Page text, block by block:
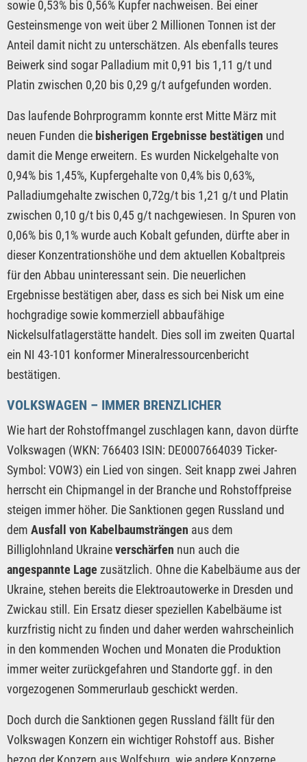
sowie 0,53% bis 0,56% Kupfer nachweisen. Bei einer
Gesteinsmenge von weit über 2 Millionen Tonnen ist der
Anteil damit nicht zu unterschätzen. Als ebenfalls teures
Beiwerk sind sogar Palladium mit 0,91 bis 1,11 g/t und
Platin zwischen 0,20 bis 0,29 g/t aufgefunden worden.
Das laufende Bohrprogramm konnte erst Mitte März mit
neuen Funden die bisherigen Ergebnisse bestätigen und
damit die Menge erweitern. Es wurden Nickelgehalte von
0,94% bis 1,45%, Kupfergehalte von 0,4% bis 0,63%,
Palladiumgehalte zwischen 0,72g/t bis 1,21 g/t und Platin
zwischen 0,10 g/t bis 0,45 g/t nachgewiesen. In Spuren von
0,06% bis 0,1% wurde auch Kobalt gefunden, dürfte aber in
dieser Konzentrationshöhe und dem aktuellen Kobaltpreis
für den Abbau uninteressant sein. Die neuerlichen
Ergebnisse bestätigen aber, dass es sich bei Nisk um eine
hochgradige sowie kommerziell abbaufähige
Nickelsulfatlagerstätte handelt. Dies soll im zweiten Quartal
ein NI 43-101 konformer Mineralressourcenbericht
bestätigen.
VOLKSWAGEN – IMMER BRENZLICHER
Wie hart der Rohstoffmangel zuschlagen kann, davon dürfte
Volkswagen (WKN: 766403 ISIN: DE0007664039 Ticker-
Symbol: VOW3) ein Lied von singen. Seit knapp zwei Jahren
herrscht ein Chipmangel in der Branche und Rohstoffpreise
steigen immer höher. Die Sanktionen gegen Russland und
dem Ausfall von Kabelbaumsträngen aus dem
Billiglohnland Ukraineverschärfen nun auch die
angespannte Lage zusätzlich. Ohne die Kabelbäume aus der
Ukraine, stehen bereits die Elektroautowerke in Dresden und
Zwickau still. Ein Ersatz dieser speziellen Kabelbäume ist
kurzfristig nicht zu finden und daher werden wahrscheinlich
in den kommenden Wochen und Monaten die Produktion
immer weiter zurückgefahren und Standorte ggf. in den
vorgezogenen Sommerurlaub geschickt werden.
Doch durch die Sanktionen gegen Russland fällt für den
Volkswagen Konzern ein wichtiger Rohstoff aus. Bisher